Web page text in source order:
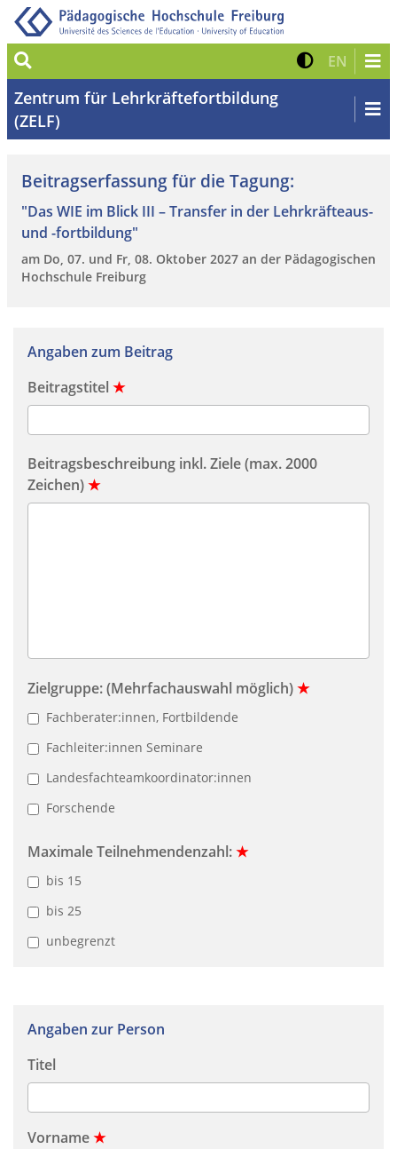
Suche Kontrast
EN Zur
Zentrum für Lehrkräftefortbildung
(ZELF)
Beitragserfassung für die Tagung:
"Das WIE im Blick III – Transfer in der Lehrkräfteaus-
und -fortbildung"
am Do, 07. und Fr, 08. Oktober 2027 an der Pädagogischen
Hochschule Freiburg
Angaben zum Beitrag
Beitragstitel ★
Beitragsbeschreibung inkl. Ziele (max. 2000
Zeichen)★
Zielgruppe: (Mehrfachauswahl möglich)★
Fachberater:innen, Fortbildende
Fachleiter:innen Seminare
Landesfachteamkoordinator:innen
Forschende
Maximale Teilnehmendenzahl:★
bis 15
bis 25
unbegrenzt
Angaben zur Person
Titel
Vorname★